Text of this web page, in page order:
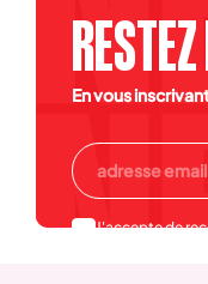
En vous
J'accepte de